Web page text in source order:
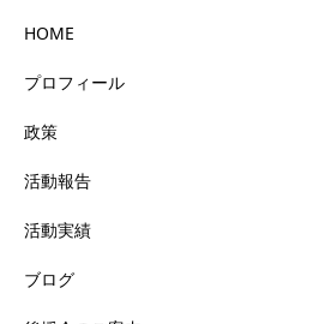
HOME
プロフィール
政策
活動報告
活動実績
ブログ